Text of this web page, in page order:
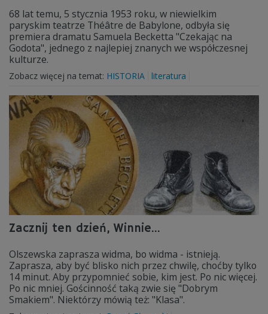
68 lat temu, 5 stycznia 1953 roku, w niewielkim
paryskim teatrze Théâtre de Babylone, odbyła się
premiera dramatu Samuela Becketta "Czekając na
Godota", jednego z najlepiej znanych we współczesnej
kulturze.
Zobacz więcej na temat: HISTORIA literatura
Zacznij ten dzień, Winnie...
Olszewska zaprasza widma, bo widma - istnieją.
Zaprasza, aby być blisko nich przez chwilę, choćby tylko
14 minut. Aby przypomnieć sobie, kim jest. Po nic więcej.
Po nic mniej. Gościnność taką zwie się "Dobrym
Smakiem". Niektórzy mówią też: "Klasa".